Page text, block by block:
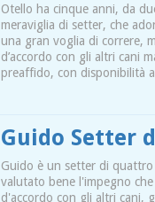
Otello ha cinque anni, da
meraviglia di setter, che
una gran voglia di correre,
d’accordo con gli altri cani
preaffido, con disponibilità a
Guido Setter
Guido è un setter di
valutato bene l'impegno
d'accordo con gli altri cani,